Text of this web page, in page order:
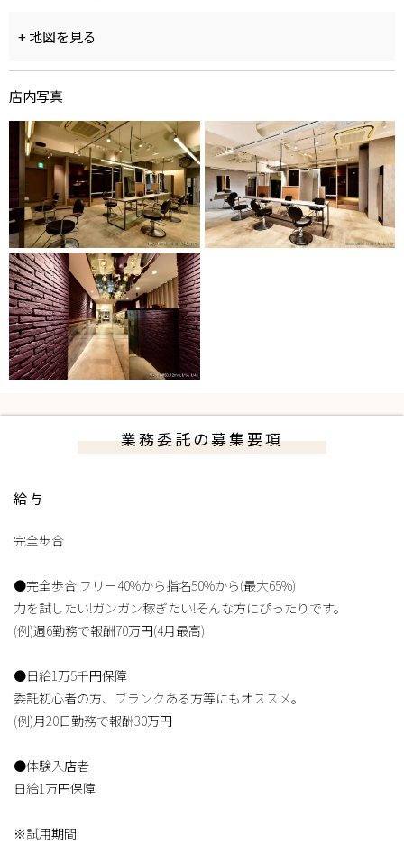
+ 地図を見る
店内写真
業務委託の募集要項
給与
完全歩合
●完全歩合:フリー40%から指名50%から(最大65%)
力を試したい!ガンガン稼ぎたい!そんな方にぴったりです。
(例)週6勤務で報酬70万円(4月最高)
●日給1万5千円保障
委託初心者の方、ブランクある方等にもオススメ。
(例)月20日勤務で報酬30万円
●体験入店者
日給1万円保障
※試用期間